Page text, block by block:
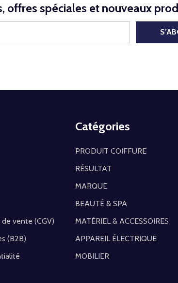
offres spéciales et nouveaux
vente (CGV)
(B2B)
Catégories
PRODUIT COIFFURE
RÉSULTAT
MARQUE
BEAUTÉ & SPA
MATÉRIEL & ACCESSOIRES
APPAREIL ÉLECTRIQUE
MOBILIER